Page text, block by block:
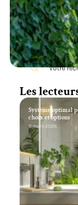
Recherche
Les
Système optimal
choix et options
11 mars 2026